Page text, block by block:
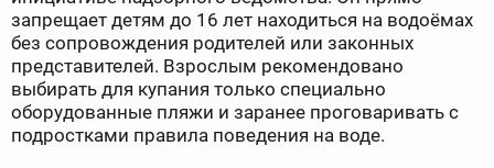
запрещает детям до 16 лет находиться на водоёмах
без сопровождения родителей или законных
представителей. Взрослым рекомендовано
выбирать для купания только специально
оборудованные пляжи и заранее проговаривать с
подростками правила поведения на воде.